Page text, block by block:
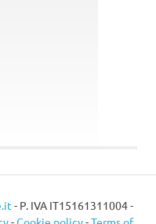
- P. IVA IT15161311004 -